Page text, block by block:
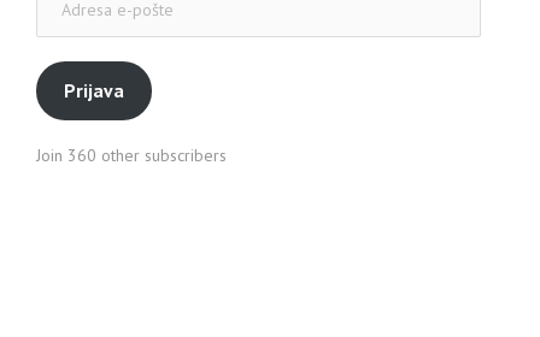
pošte
Prijava
Join 360 other subscribers